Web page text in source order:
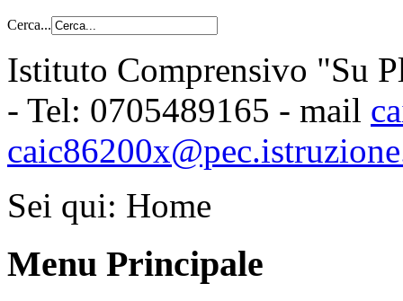
Cerca...
Istituto Comprensivo "Su
- Tel: 0705489165 - mail
Sei qui: Home
Menu Principale